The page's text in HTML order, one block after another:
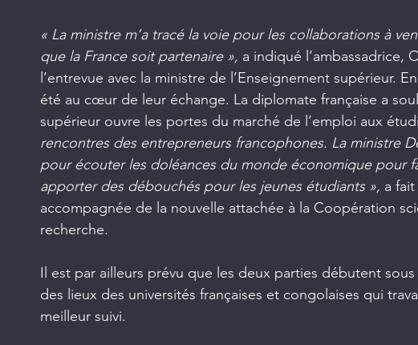
« La ministre m’a tracé la voie pour les collaborations à
que la France soit partenaire », a indiqué l’ambassadrice,
l’entrevue avec la ministre de l’Enseignement supérieur.
été au cœur de leur échange. La diplomate française a
supérieur ouvre les portes du marché de l’emploi aux
rencontres des entrepreneurs francophones. La ministre
pour écouter les doléances du monde économique pour
apporter des débouchés pour les jeunes étudiants », a
accompagnée de la nouvelle attachée à la Coopération
recherche.
Il est par ailleurs prévu que les deux parties débutent
des lieux des universités françaises et congolaises qui
meilleur suivi.